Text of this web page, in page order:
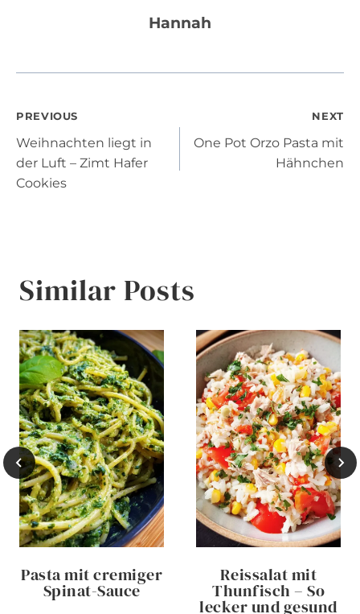
Hannah
Post
navigation
PREVIOUS
Weihnachten liegt in
der Luft – Zimt Hafer
Cookies
NEXT
One Pot Orzo Pasta mit
Hähnchen
Similar Posts
Pasta mit cremiger
Spinat-Sauce
Reissalat mit
Thunfisch – So
lecker und gesund